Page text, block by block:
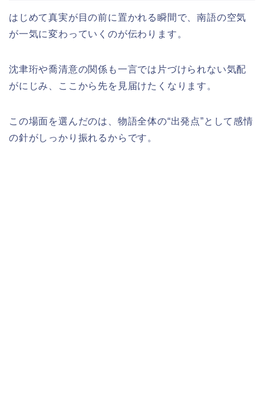
はじめて真実が目の前に置かれる瞬間で、南語の空気
が一気に変わっていくのが伝わります。
沈聿珩や喬清意の関係も一言では片づけられない気配
がにじみ、ここから先を見届けたくなります。
この場面を選んだのは、物語全体の“出発点”として感情
の針がしっかり振れるからです。